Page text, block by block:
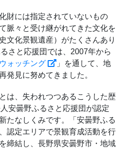
財には指定されていないもの
脈々と受け継がれてきた文化を
文化景観遺産）がたくさんあり
さと応援団では、2007年から
ォッチング
」を通して、地
発見に努めてきました。
は、失われつつあるこうした歴
安曇野ふるさと応援団が認定
たなしくみです。「安曇野ふる
認定エリアで景観育成活動を行
締結し、長野県安曇野市・地域